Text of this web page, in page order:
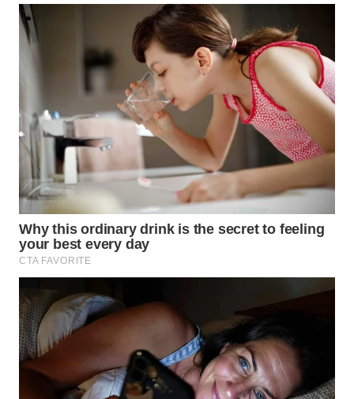
SURABAYA
WN
BINTAN
WN
MANDALIKA
WN
LIKUPANG
WN
LABUANBAJO
BORNEO